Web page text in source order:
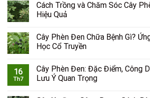
Cách Trồng và Chăm Sóc Cây
Hiệu Quả
Cây Phèn Đen Chữa Bệnh Gì?
Học Cổ Truyền
16
Th7
Cây Phèn Đen: Đặc Điểm, Công
Lưu Ý Quan Trọng